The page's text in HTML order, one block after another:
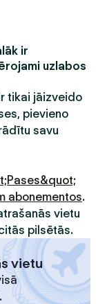
ir
uzlabos
tikai jāizveido
pievieno
savu
abonementos.
vietu
pilsētās.
vietu